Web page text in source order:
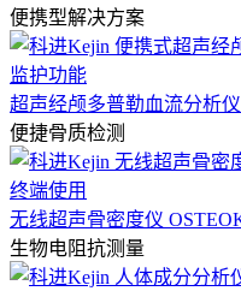
便携型解决方案
超声经颅多普勒血流分析
便捷骨质检测
无线超声骨密度仪
生物电阻抗测量